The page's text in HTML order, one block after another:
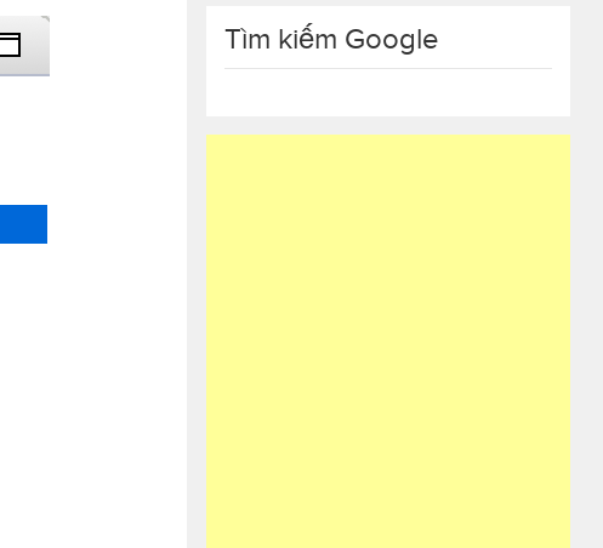
Tìm kiếm Google